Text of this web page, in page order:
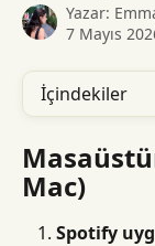
Yazar:
7 Mayıs
İçindekiler
Mac)
Spotify